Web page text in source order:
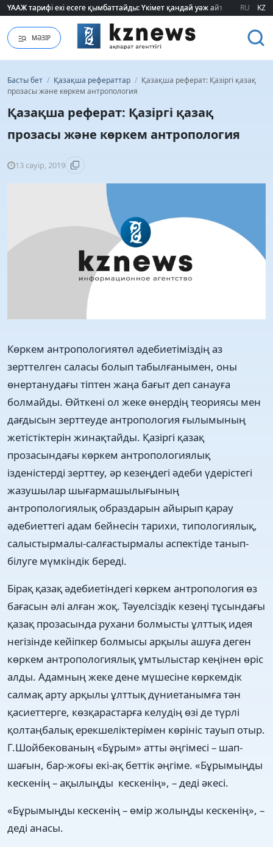
ҮААЖ тарифі екі есеге қымбаттайды: Үкімет қандай уәж айтады?
ҮААЖ тарифі екі есеге қымбаттайды: Үкімет қандай уәж айтады? RU KZ
МӘЗІР
Басты бет / Қазақша рефераттар / Қазақша реферат: Қазіргі қазақ
прозасы және көркем антропология
Қазақша реферат: Қазіргі қазақ
прозасы және көркем антропология
13 сәуір, 2019
Көркем антропологиятөл әдебиетіміздің аз
зерттелген саласы болып табылғанымен, оны
өнертанудағы тіптен жаңа бағыт деп санауға
болмайды. Өйткені ол жеке өнердің теориясы мен
дағдысын зерттеуде антропология ғылымының
жетістіктерін жинақтайды. Қазіргі қазақ
прозасындағы көркем антропологиялық
ізденістерді зерттеу, әр кезеңдегі әдеби үдерістегі
жазушылар шығармашылығының
антропологиялық образдарын айырып қарау
әдебиеттегі адам бейнесін тарихи, типологиялық,
салыстырмалы-салғастырмалы аспектіде танып-
білуге мүмкіндік береді.
Бірақ қазақ әдебиетіндегі көркем антропология өз
бағасын әлі алған жоқ. Тәуелсіздік кезеңі тұсындағы
қазақ прозасында рухани болмысты ұлттық идея
негізінде кейіпкер болмысы арқылы ашуға деген
көркем антропологиялық ұмтылыстар кеңінен өріс
алды. Адамның жеке дене мүшесіне көркемдік
салмақ арту арқылы ұлттық дүниетанымға тән
қасиеттерге, көзқарастарға келудің өзі де түрлі
қолтаңбалық ерекшеліктерімен көрініс тауып отыр.
Г.Шойбекованың «Бұрым» атты әңгімесі – шап-
шағын, бар-жоғы екі-ақ беттік әңгіме. «Бұрымыңды
кескенің – ақылыңды кескенің», – деді әкесі.
«Бұрымыңды кескенің – өмір жолыңды кескенің», –
деді анасы.